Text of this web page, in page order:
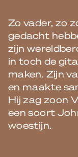
Zo vader, zo
gedacht
zijn
in toch de
maken. Zijn
en maakte
Hij zag zoon
een soort
woestijn.